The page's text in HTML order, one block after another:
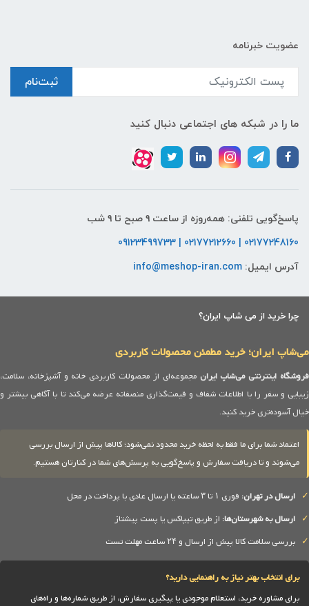
عضویت خبرنامه
ثبت‌نام
ما را در شبکه های اجتماعی دنبال کنید
پاسخ‌گویی تلفنی: همه‌روزه از ساعت ۹ صبح تا ۹ شب
02177248160 | 02177212660 | 09123499733
آدرس ایمیل: info@meshop-iran.com
چرا خرید از می شاپ ایران؟
می‌شاپ ایران؛ خرید مطمئن محصولات کاربردی
فروشگاه اینترنتی می‌شاپ ایران مجموعه‌ای از محصولات کاربردی خانه و آشپزخانه، سلامت،
زیبایی و سفر را با اطلاعات شفاف و قیمت‌گذاری منصفانه عرضه می‌کند تا با آگاهی بیشتر و
خیال آسوده‌تری خرید کنید.
اعتماد شما برای ما فقط به لحظه خرید محدود نمی‌شود؛ کالاها پیش از ارسال بررسی
می‌شوند و تا دریافت سفارش و پاسخ‌گویی به پرسش‌های شما در کنارتان هستیم.
✓ ارسال در تهران: فوری ۱ تا ۳ ساعته یا ارسال عادی با پرداخت در محل
✓ ارسال به شهرستان‌ها: از طریق تیپاکس یا پست پیشتاز
✓ بررسی سلامت کالا پیش از ارسال و ۲۴ ساعت مهلت تست
برای انتخاب بهتر نیاز به راهنمایی دارید؟
برای مشاوره خرید، استعلام موجودی یا پیگیری سفارش، از طریق شماره‌ها و راه‌های